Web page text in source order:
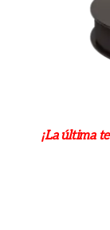
¡La última